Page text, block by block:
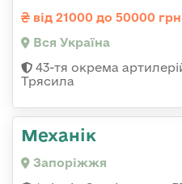
від 21000 до 50000 грн
Вся Україна
43-тя окрема
Трясила
Механік
Запоріжжя